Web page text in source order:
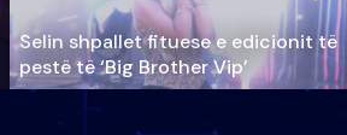
Selin shpallet fituese e edicionit të
pestë të ‘Big Brother Vip’